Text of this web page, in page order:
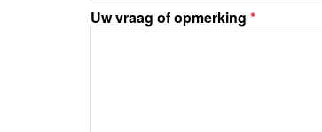
Uw vraag of opmerking *